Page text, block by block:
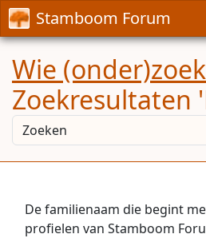
Stamboom Forum
Wie
Zoekresultaten
De familienaam die begint
profielen van Stamboom